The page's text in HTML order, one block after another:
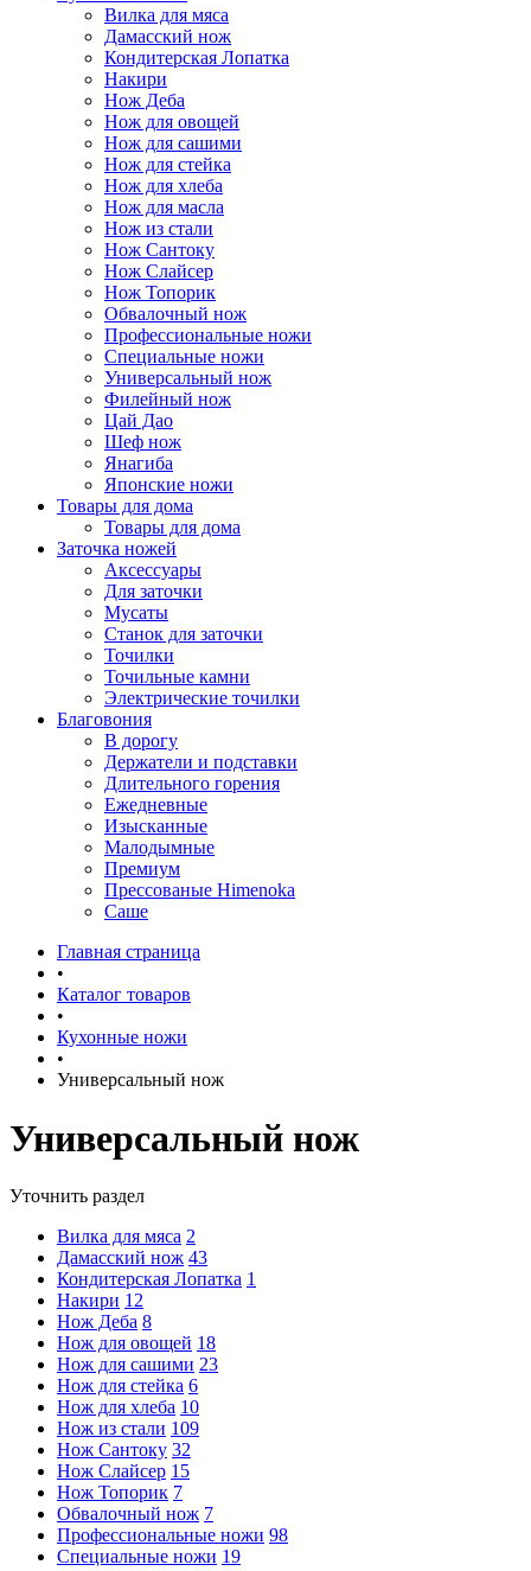
Вилка для мяса
Дамасский нож
Кондитерская Лопатка
Накири
Нож Деба
Нож для овощей
Нож для сашими
Нож для стейка
Нож для хлеба
Нож для масла
Нож из стали
Нож Сантоку
Нож Слайсер
Нож Топорик
Обвалочный нож
Профессиональные ножи
Специальные ножи
Универсальный нож
Филейный нож
Цай Дао
Шеф нож
Янагиба
Японские ножи
Товары для дома
Товары для дома
Заточка ножей
Аксессуары
Для заточки
Мусаты
Станок для заточки
Точилки
Точильные камни
Электрические точилки
Благовония
В дорогу
Держатели и подставки
Длительного горения
Ежедневные
Изысканные
Малодымные
Премиум
Прессованые Himenoka
Саше
Главная страница
•
Каталог товаров
•
Кухонные ножи
•
Универсальный нож
Универсальный нож
Уточнить раздел
Вилка для мяса 2
Дамасский нож 43
Кондитерская Лопатка 1
Накири 12
Нож Деба 8
Нож для овощей 18
Нож для сашими 23
Нож для стейка 6
Нож для хлеба 10
Нож из стали 109
Нож Сантоку 32
Нож Слайсер 15
Нож Топорик 7
Обвалочный нож 7
Профессиональные ножи 98
Специальные ножи 19